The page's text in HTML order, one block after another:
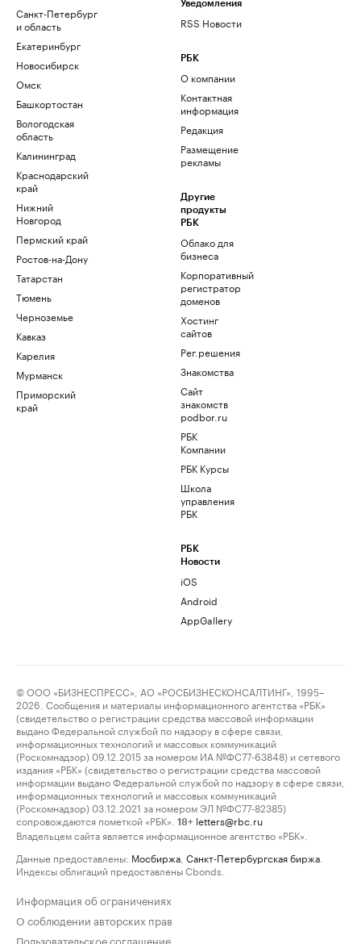
Санкт-Петербург
и область
Екатеринбург
Новосибирск
Омск
Башкортостан
Вологодская
область
Калининград
Краснодарский
край
Нижний
Новгород
Пермский край
Ростов-на-Дону
Татарстан
Тюмень
Черноземье
Кавказ
Карелия
Мурманск
Приморский
край
Уведомления
RSS Новости
РБК
О компании
Контактная
информация
Редакция
Размещение
рекламы
Другие
продукты
РБК
Облако для
бизнеса
Корпоративный
регистратор
доменов
Хостинг
сайтов
Рег.решения
Знакомства
Сайт
знакомств
podbor.ru
РБК
Компании
РБК Курсы
Школа
управления
РБК
РБК
Новости
iOS
Android
AppGallery
© ООО «БИЗНЕСПРЕСС», АО «РОСБИЗНЕСКОНСАЛТИНГ», 1995–
2026. Сообщения и материалы информационного агентства «РБК»
(свидетельство о регистрации средства массовой информации
выдано Федеральной службой по надзору в сфере связи,
информационных технологий и массовых коммуникаций
(Роскомнадзор) 09.12.2015 за номером ИА №ФС77-63848) и сетевого
издания «РБК» (свидетельство о регистрации средства массовой
информации выдано Федеральной службой по надзору в сфере связи,
информационных технологий и массовых коммуникаций
(Роскомнадзор) 03.12.2021 за номером ЭЛ №ФС77-82385)
сопровождаются пометкой «РБК».
18+ letters@rbc.ru
Владельцем сайта является информационное агентство «РБК».
Данные предоставлены: Мосбиржа Санкт-Петербургская биржа
Индексы облигаций предоставлены Cbonds.
Информация об ограничениях
О соблюдении авторских прав
Пользовательское соглашение